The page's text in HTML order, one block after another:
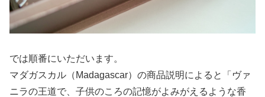
では順番にいただいます。
マダガスカル（Madagascar）の商品説明によると「ヴァ
ニラの王道で、子供のころの記憶がよみがえるような香